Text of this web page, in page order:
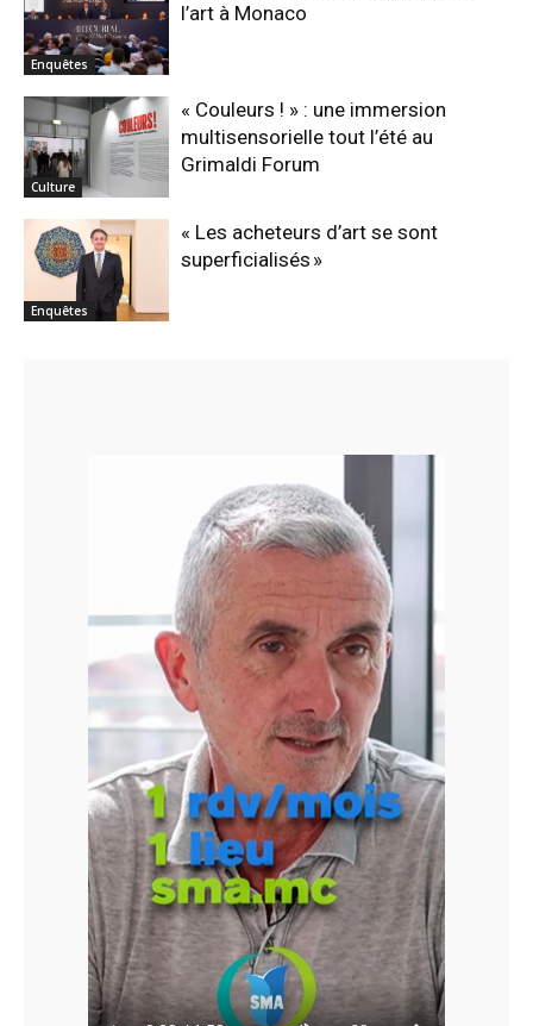
Enquêtes
l’art à Monaco
Culture
« Couleurs ! » : une immersion
multisensorielle tout l’été au
Grimaldi Forum
Enquêtes
« Les acheteurs d’art se sont
superficialisés »